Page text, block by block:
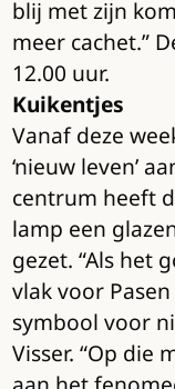
blij met zijn
meer cachet.”
12.00 uur.
Kuikentjes
Vanaf deze
‘nieuw leven’
centrum heeft
lamp een
gezet. “Als het
vlak voor
symbool voor
Visser. “Op die